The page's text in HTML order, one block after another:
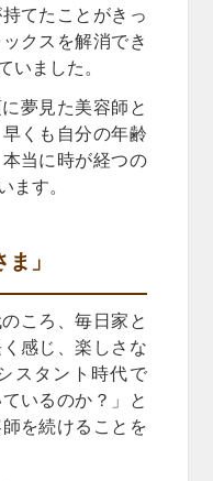
てたことがきっ
クスを解消でき
いました。
夢見た美容師と
くも自分の年齢
当に時が経つの
ます。
」
ころ、毎日家と
感じ、楽しさな
スタント時代で
いるのか？」と
を続けることを